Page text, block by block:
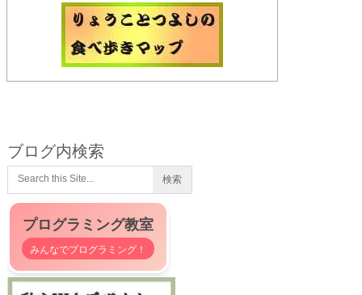
ブログ内検索
プログラミング教室
みんなでプログラミング！